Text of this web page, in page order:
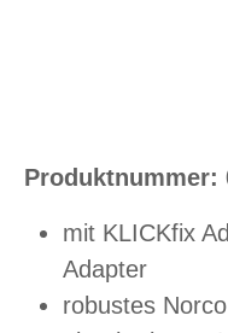
Produktnummer:
mit KLICKfix
Adapter
robustes